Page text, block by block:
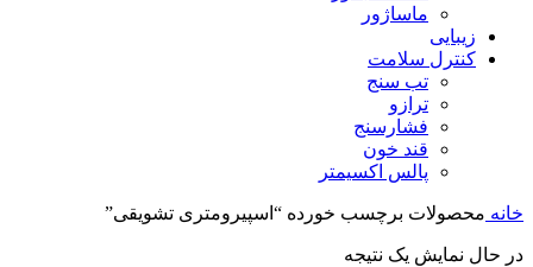
ماساژور
زیبایی
کنترل سلامت
تب سنج
ترازو
فشارسنج
قند خون
پالس اکسیمتر
خانه محصولات برچسب خورده “اسپیرومتری تشویقی”
در حال نمایش یک نتیجه